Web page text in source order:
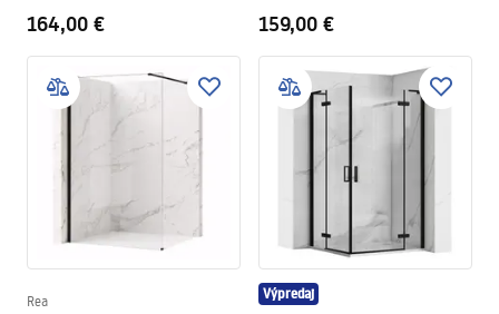
164,00 € 159,00 €
Rea Výpredaj